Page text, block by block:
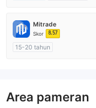
Market Maker (MM)
Lisensi Penuh MT4
Mitrade
Skor 8.57
15-20 tahun
Area pameran